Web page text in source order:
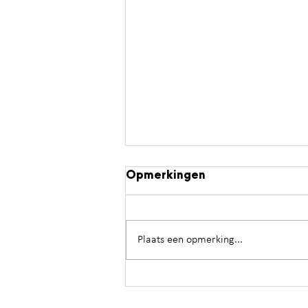
Opmerkingen
Plaats een opmerking...